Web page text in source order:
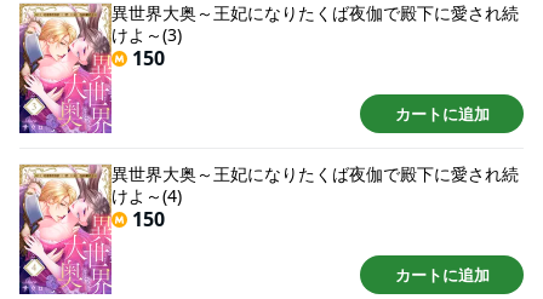
異世界大奥～王妃になりたくば夜伽で殿下に愛され続
けよ～(3)
150
カートに追加
異世界大奥～王妃になりたくば夜伽で殿下に愛され続
けよ～(4)
150
カートに追加